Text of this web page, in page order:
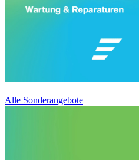
Alle Sonderangebote